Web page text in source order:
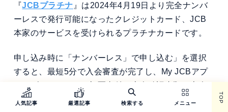
『JCBプラチナ 』は2024年4月19日より完全ナンバ
ーレスで発行可能になったクレジットカード、JCB
本家のサービスを受けられるプラチナカードです。
申し込み時に「ナンバーレス」で申し込む」を選択
すると、最短5分で入会審査が完了し、My JCBアプ
リをダウンロードし顔写真付き本人確認書類で本人
確認が完了すると、アプリ内にカード番号が表示さ
人気記事 厳選記事 検索する メニュー TOP